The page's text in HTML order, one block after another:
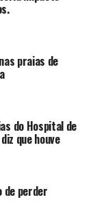
praias de
do Hospital de
que houve
de perder